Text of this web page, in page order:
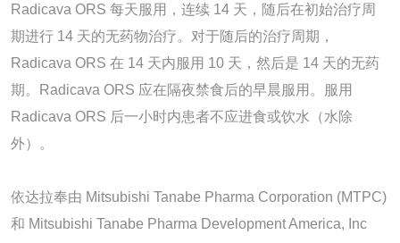
Radicava ORS 每天服用，连续 14 天，随后在初始治疗周
期进行 14 天的无药物治疗。对于随后的治疗周期，
Radicava ORS 在 14 天内服用 10 天，然后是 14 天的无药
期。Radicava ORS 应在隔夜禁食后的早晨服用。服用
Radicava ORS 后一小时内患者不应进食或饮水（水除
外）。
依达拉奉由 Mitsubishi Tanabe Pharma Corporation (MTPC)
和 Mitsubishi Tanabe Pharma Development America, Inc